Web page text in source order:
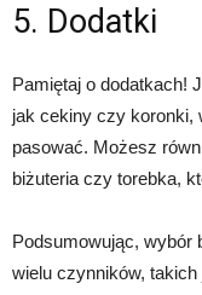
5. Dodatki
Pamiętaj o dodatkach!
jak cekiny czy koronki,
pasować. Możesz
biżuteria czy torebka,
Podsumowując, wybór
wielu czynników,